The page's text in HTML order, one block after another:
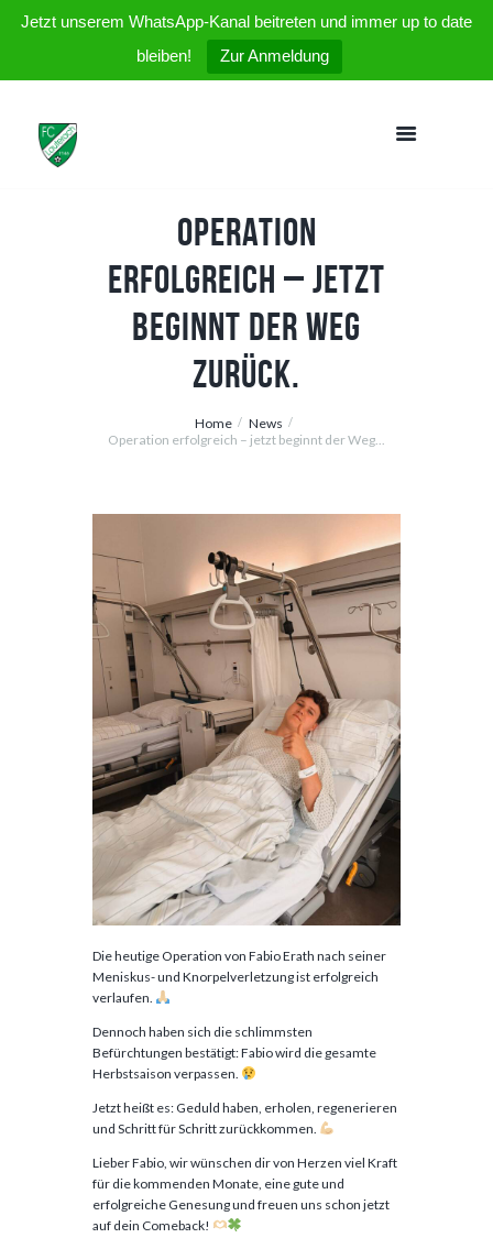
Jetzt unserem WhatsApp-Kanal beitreten und immer up to date
bleiben!
Zur Anmeldung
Operation
erfolgreich – jetzt
beginnt der Weg
zurück.
Home
News
Operation erfolgreich – jetzt beginnt der Weg...
Die heutige Operation von Fabio Erath nach seiner
Meniskus- und Knorpelverletzung ist erfolgreich
verlaufen.
Dennoch haben sich die schlimmsten
Befürchtungen bestätigt: Fabio wird die gesamte
Herbstsaison verpassen.
Jetzt heißt es: Geduld haben, erholen, regenerieren
und Schritt für Schritt zurückkommen.
Lieber Fabio, wir wünschen dir von Herzen viel Kraft
für die kommenden Monate, eine gute und
erfolgreiche Genesung und freuen uns schon jetzt
auf dein Comeback!